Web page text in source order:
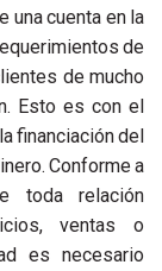
una cuenta en la
de
de mucho
Esto es con el
financiación del
Conforme a
toda relación
ventas o
es necesario